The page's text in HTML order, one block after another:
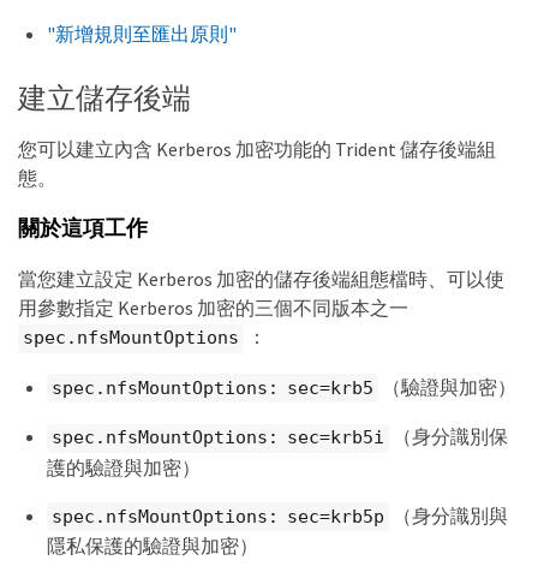
"新增規則至匯出原則"
建立儲存後端
您可以建立內含 Kerberos 加密功能的 Trident 儲存後端組
態。
關於這項工作
當您建立設定 Kerberos 加密的儲存後端組態檔時、可以使
用參數指定 Kerberos 加密的三個不同版本之一
spec.nfsMountOptions ：
spec.nfsMountOptions: sec=krb5 （驗證與加密）
spec.nfsMountOptions: sec=krb5i
（身分識別保
護的驗證與加密）
spec.nfsMountOptions: sec=krb5p
（身分識別與
隱私保護的驗證與加密）